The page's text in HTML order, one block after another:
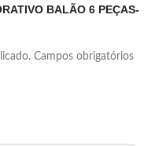
BALÃO 6 PEÇAS-
Campos obrigatórios